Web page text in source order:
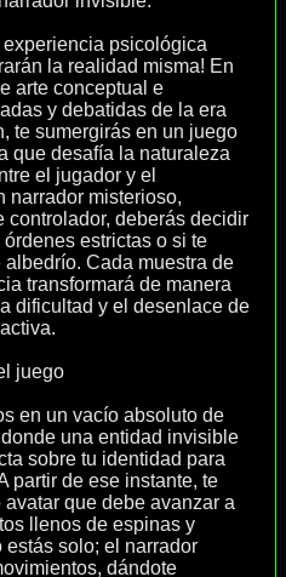
experiencia psicológica
la realidad misma! En
arte conceptual e
y debatidas de la era
te sumergirás en un juego
que desafía la naturaleza
el jugador y el
narrador misterioso,
controlador, deberás decidir
estrictas o si te
Cada muestra de
transformará de manera
dificultad y el desenlace de
juego
en un vacío absoluto de
una entidad invisible
sobre tu identidad para
partir de ese instante, te
que debe avanzar a
llenos de espinas y
solo; el narrador
dándote